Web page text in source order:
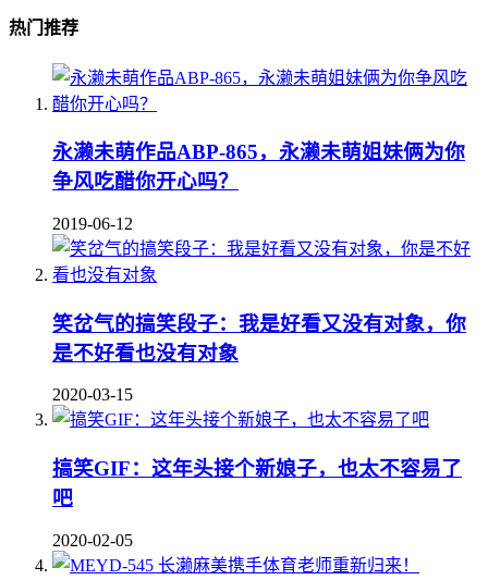
热门推荐
永濑未萌作品ABP-865，永濑未萌姐妹俩为你
争风吃醋你开心吗？
2019-06-12
笑岔气的搞笑段子：我是好看又没有对象，你
是不好看也没有对象
2020-03-15
搞笑GIF：这年头接个新娘子，也太不容易了
吧
2020-02-05